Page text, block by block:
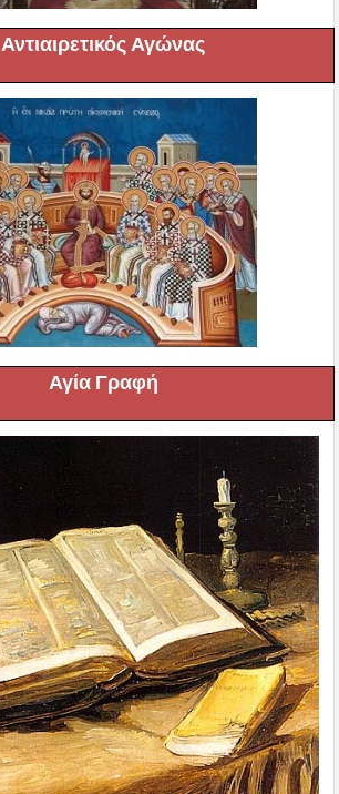
Αντιαιρετικός Αγώνας
Αγία Γραφή